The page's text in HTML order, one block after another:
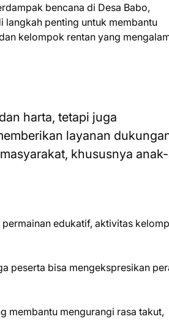
bencana di Desa Babo,
langkah penting untuk membantu
kelompok rentan yang
harta, tetapi juga
layanan
khususnya
edukatif, aktivitas
peserta bisa mengekspresikan
membantu mengurangi rasa takut,